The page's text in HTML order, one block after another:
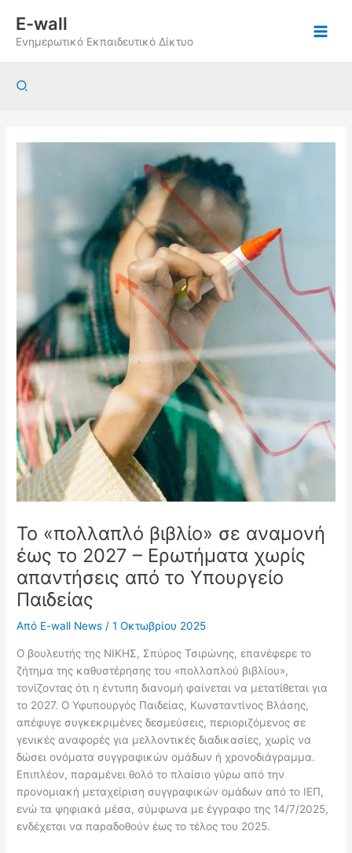
περιεχόμενο
E-wall
Ενημερωτικό Εκπαιδευτικό Δίκτυο
Αναζήτηση
Το «πολλαπλό βιβλίο» σε αναμονή
έως το 2027 – Ερωτήματα χωρίς
απαντήσεις από το Υπουργείο
Παιδείας
Από E-wall News /1 Οκτωβρίου 2025
Ο βουλευτής της ΝΙΚΗΣ, Σπύρος Τσιρώνης, επανέφερε το
ζήτημα της καθυστέρησης του «πολλαπλού βιβλίου»,
τονίζοντας ότι η έντυπη διανομή φαίνεται να μετατίθεται για
το 2027. Ο Υφυπουργός Παιδείας, Κωνσταντίνος Βλάσης,
απέφυγε συγκεκριμένες δεσμεύσεις, περιοριζόμενος σε
γενικές αναφορές για μελλοντικές διαδικασίες, χωρίς να
δώσει ονόματα συγγραφικών ομάδων ή χρονοδιάγραμμα.
Επιπλέον, παραμένει θολό το πλαίσιο γύρω από την
προνομιακή μεταχείριση συγγραφικών ομάδων από το ΙΕΠ,
ενώ τα ψηφιακά μέσα, σύμφωνα με έγγραφο της 14/7/2025,
ενδέχεται να παραδοθούν έως το τέλος του 2025.